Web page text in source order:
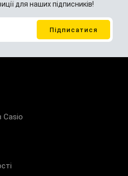
для наших підписників!
Casio